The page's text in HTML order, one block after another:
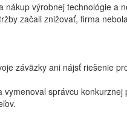
nákup výrobnej technológie a
začali znižovať, firma
záväzky ani nájsť riešenie
vymenoval správcu